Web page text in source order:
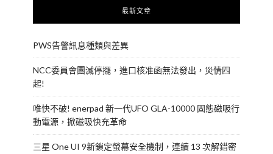
最新文章
PWS告警訊息種類與差異
NCC委員會團滅停擺，進口核准函無法發出，災情四
起!
唯快不破! enerpad 新一代UFO GLA-10000 固態磁吸行
動電源，掀磁吸快充革命
三星 One UI 9新鎖定螢幕安全機制，連續 13 次解錯密